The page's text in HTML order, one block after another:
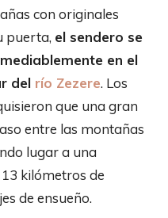
con originales
puerta, el sendero se
en el
del río Zezere. Los
que una gran
entre las montañas
lugar a una
kilómetros de
de ensueño.